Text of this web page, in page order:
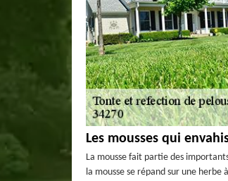
Les mousses qui
La mousse fait partie des
la mousse se répand sur une